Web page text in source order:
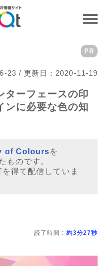
23 / 更新日：2020-11-19
PR
ターフェースの印
ンに必要な色の知
of Coloursを
ものです。
得て配信していま
読了時間 : 約3分27秒